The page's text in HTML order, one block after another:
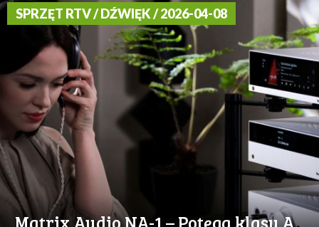
SPRZĘT RTV / DŹWIĘK / 2026-04-08